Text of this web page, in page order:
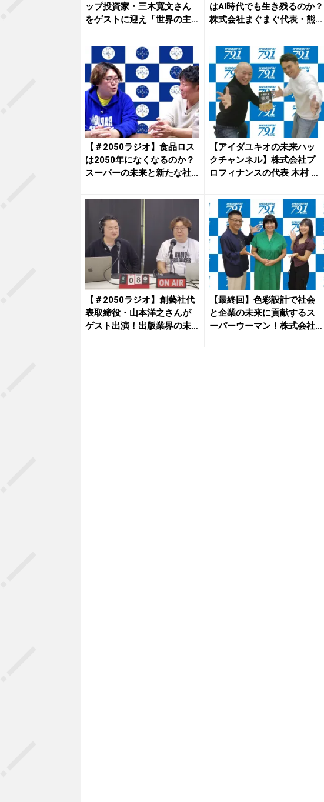
ップ投資家・三木寛文さん
をゲストに迎え「世界の主
はAI時代でも生き残るのか？
株式会社まぐまぐ代表・熊...
【＃2050ラジオ】食品ロス
は2050年になくなるのか？
スーパーの未来と新たな社...
【アイダユキオの未来ハッ
クチャンネル】株式会社プ
ロフィナンスの代表 木村 義
【＃2050ラジオ】創藝社代
表取締役・山本洋之さんが
ゲスト出演！出版業界の未
【最終回】色彩設計で社会
と企業の未来に貢献するス
ーパーウーマン！株式会社M